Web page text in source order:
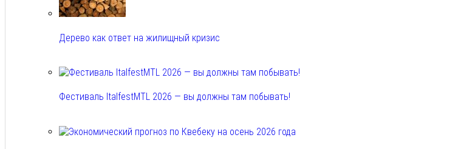
Дерево как ответ на жилищный кризис
Фестиваль ItalfestMTL 2026 — вы должны там побывать!